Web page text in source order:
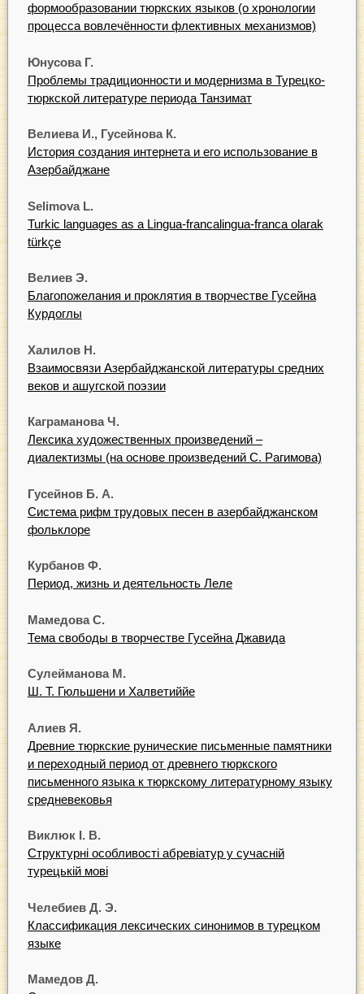
формообразовании тюркских языков (о хронологии
процесса вовлечённости флективных механизмов)
Юнусова Г.
Проблемы традиционности и модернизма в Турецко-
тюркской литературе периода Танзимат
Велиева И., Гусейнова К.
История создания интернета и его использование в
Азербайджане
Selimova L.
Turkic languages as a Lingua-francalingua-franca olarak
türkçe
Велиев Э.
Благопожелания и проклятия в творчестве Гусейна
Курдоглы
Халилов Н.
Взаимосвязи Азербайджанской литературы средних
веков и ашугской поэзии
Каграманова Ч.
Лексика художественных произведений –
диалектизмы (на основе произведений С. Рагимова)
Гусейнов Б. А.
Система рифм трудовых песен в азербайджанском
фольклоре
Курбанов Ф.
Период, жизнь и деятельность Леле
Мамедова С.
Тема свободы в творчестве Гусейна Джавида
Сулейманова М.
Ш. Т. Гюльшени и Халветиййе
Алиев Я.
Древние тюркские рунические письменные памятники
и переходный период от древнего тюркского
письменного языка к тюркскому литературному языку
средневековья
Виклюк І. В.
Структурні особливості абревіатур у сучасній
турецькій мові
Челебиев Д. Э.
Классификация лексических синонимов в турецком
языке
Мамедов Д.